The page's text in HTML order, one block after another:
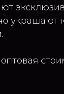
украшают